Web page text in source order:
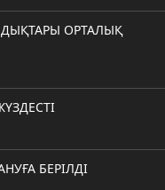
ОРТАЛЫҚ
БЕРІЛДІ